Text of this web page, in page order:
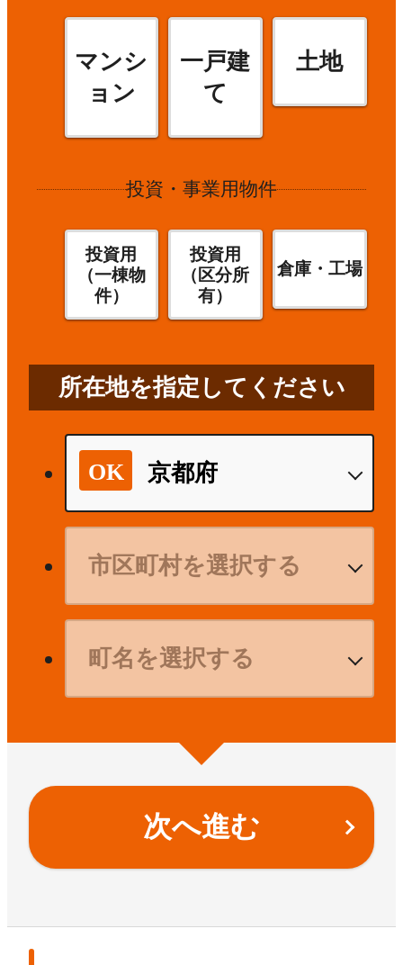
マンシ
ョン
一戸建
て
土地
投資・事業用物件
投資用
（一棟物
件）
投資用
（区分所
有）
倉庫・工場
所在地を指定してください
次へ進む